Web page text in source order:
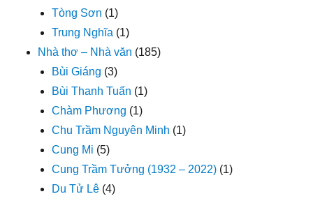
Tòng Sơn (1)
Trung Nghĩa (1)
Nhà thơ – Nhà văn (185)
Bùi Giáng (3)
Bùi Thanh Tuấn (1)
Chàm Phương (1)
Chu Trầm Nguyên Minh (1)
Cung Mi (5)
Cung Trầm Tưởng (1932 – 2022) (1)
Du Tử Lê (4)